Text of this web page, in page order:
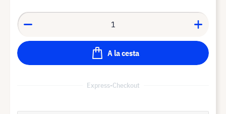
A la cesta
Express-Checkout